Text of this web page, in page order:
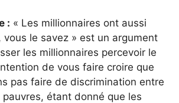
: « Les millionnaires ont aussi
vous le savez » est un argument
les millionnaires percevoir le
de vous faire croire que
pas faire de discrimination entre
étant donné que les